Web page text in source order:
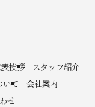
挨拶
スタッフ紹介
いて
会社案内
せ